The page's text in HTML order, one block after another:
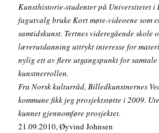
Kunsthistorie-studenter på Universitetet i
fagutvalg bruke Kort møte-videoene som
samtidskunst. Tertnes videregående skole
lærerutdanning uttrykt interesse for
nylig ett av flere utgangspunkt for
kunstnerrollen.
Fra Norsk kulturråd, Billedkunstnernes
kommune fikk jeg prosjektstøtte i 2009.
kunnet gjennomføre prosjektet.
21.09.2010, Øyvind Johnsen